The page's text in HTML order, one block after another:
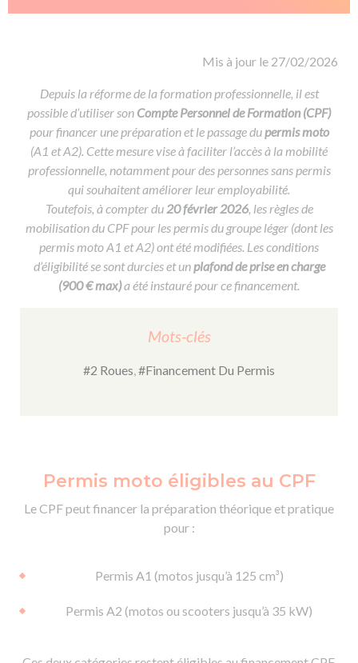
Formations pro.
Formation CACES
Devenir enseignant de la conduite
Mis à jour le 27/02/2026
Depuis la réforme de la formation professionnelle, il est
possible d’utiliser son Compte Personnel de Formation (CPF)
pour financer une préparation et le passage dupermis moto
(A1 et A2). Cette mesure vise à faciliter l’accès à la mobilité
professionnelle, notamment pour des personnes sans permis
qui souhaitent améliorer leur employabilité.
Toutefois, à compter du 20 février 2026, les règles de
mobilisation du CPF pour les permis du groupe léger (dont les
permis moto A1 et A2) ont été modifiées. Les conditions
d’éligibilité se sont durcies et unplafond de prise en charge
(900 € max)a été instauré pour ce financement.
Mots-clés
#2 Roues,#Financement Du Permis
Permis moto éligibles au CPF
Le CPF peut financer la préparation théorique et pratique
pour :
Permis A1 (motos jusqu’à 125 cm³)
Permis A2 (motos ou scooters jusqu’à 35 kW)